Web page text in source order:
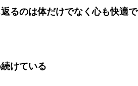
るのは体だけでなく心も快適で
けている